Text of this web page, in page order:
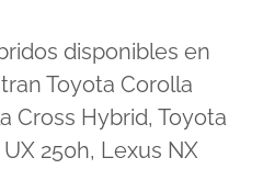
disponibles en
Toyota Corolla
Cross Hybrid, Toyota
250h, Lexus NX